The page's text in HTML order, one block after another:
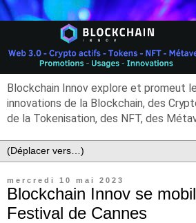
Blockchain Innov explore et promeut
innovations de la Blockchain, des
de la Tokenisation, des NFT, des
mercredi 10 mai 2023
Blockchain Innov se
Festival de Cannes